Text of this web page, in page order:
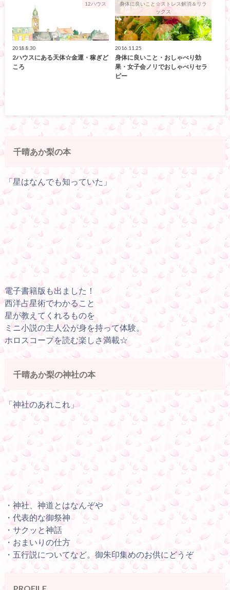
12ハウス
2018.8.30
2ハウスにある天体☆金運・稼ぎど
ころ
身体に良いこと☆ストレス解消＆リラ
ックス
2016.11.25
身体に良いこと・おしゃべり効
果・女子会ノリでおしゃべりセラ
ピー
千晴あか梨の本
「星はなんでも知っていた」
電子書籍版も出ました！
西洋占星術でわかること
星が教えてくれるものを
ミニ小説の主人公が身を持って体験。
ホロスコープを読む楽しさ満載☆
千晴あか梨の神社の本
「神社のあれこれ」
・神社、神道とはなんぞや
・代表的な御祭神
・サクッと神話
・おまいりの仕方
・五行説についてなど。御朱印集めのお供にどうぞ